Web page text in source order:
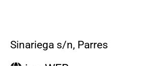
Sinariega s/n, Parres